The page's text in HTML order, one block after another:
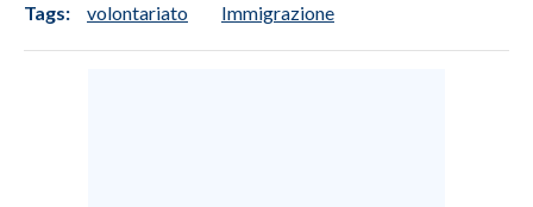
Tags: volontariato Immigrazione